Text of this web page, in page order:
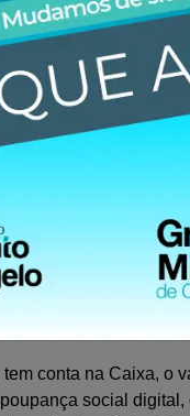
- R$ 1.412
salarial PIS/Pasep é
pago aos
Integração Social, é
A Caixa depositará
conta na Caixa, os
existentes e os
com o cartão da
conta na Caixa, o
social digital,